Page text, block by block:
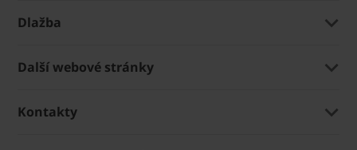
Dlažba
Další webové stránky
Kontakty